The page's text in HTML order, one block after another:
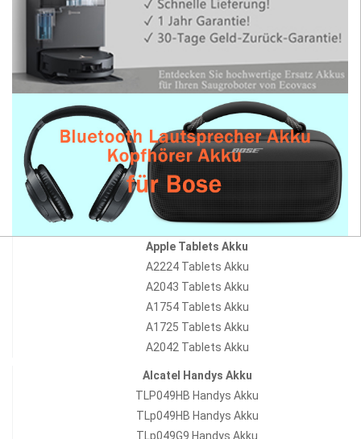
Apple Tablets Akku
A2224 Tablets Akku
A2043 Tablets Akku
A1754 Tablets Akku
A1725 Tablets Akku
A2042 Tablets Akku
Alcatel Handys Akku
TLP049HB Handys Akku
TLp049HB Handys Akku
TLp049G9 Handys Akku